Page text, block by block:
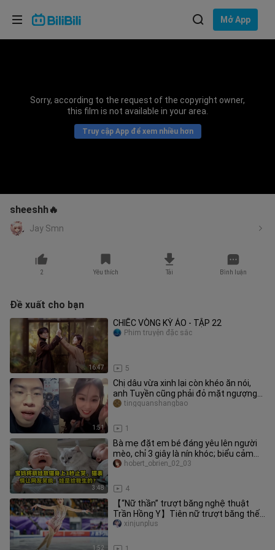
Mở App
Sorry, according to the request of the copyright owner,
this film is not available in your area.
Truy cập App để xem nhiều hơn
sheeshh🔥
Jay Smn
2 Yêu thích Tải Bình luận
Đề xuất cho bạn
16:47
CHIẾC VÒNG KỲ ẢO - TẬP 22
5
Phim truyện đặc sắc
1:51
Chị dâu vừa xinh lại còn khéo ăn nói,
anh Tuyền cũng phải đỏ mặt ngượng
ngùng
1
tingquanshangbao
3:48
Bà mẹ đặt em bé đáng yêu lên người
mèo, chỉ 3 giây là nín khóc; biểu cảm
của chú mèo khiến cư dân mạ
4
hobert_obrien_02_03
1:52
【“Nữ thần” trượt băng nghệ thuật
Trần Hồng Y】Tiên nữ trượt băng thế
hệ 00, uyển chuyển như chim hồng
xinjunplus
Lựa chọn ngôn ngữ
Bahasa Indonesia